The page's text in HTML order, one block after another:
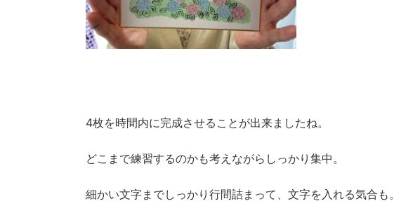
4枚を時間内に完成させることが出来ましたね。
どこまで練習するのかも考えながらしっかり集中。
細かい文字までしっかり行間詰まって、文字を入れる気合も。